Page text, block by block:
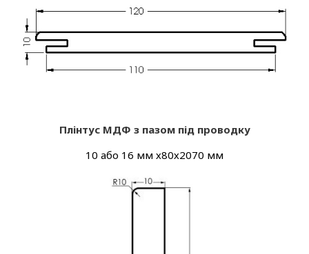
Плінтус МДФ з пазом під проводку
10 або 16 мм х80х2070 мм